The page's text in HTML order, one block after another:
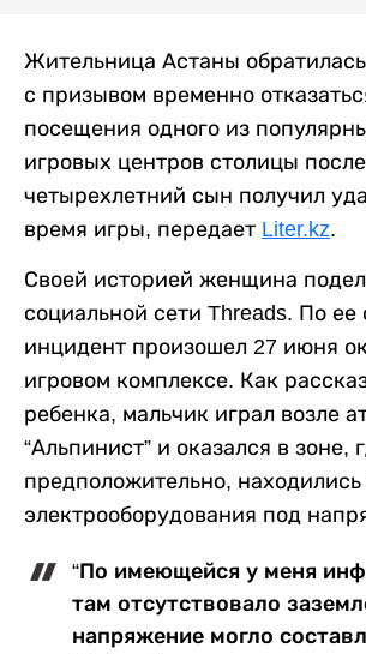
Жительница Астаны
с призывом временно
посещения одного из
игровых центров столицы
четырехлетний сын получил
время игры, передает Liter.kz.
Своей историей женщина
социальной сети Threads. По ее
инцидент произошел 27 июня
игровом комплексе. Как
ребенка, мальчик играл возле
“Альпинист” и оказался в зоне,
предположительно,
электрооборудования под
“По имеющейся у меня
там отсутствовало
напряжение могло